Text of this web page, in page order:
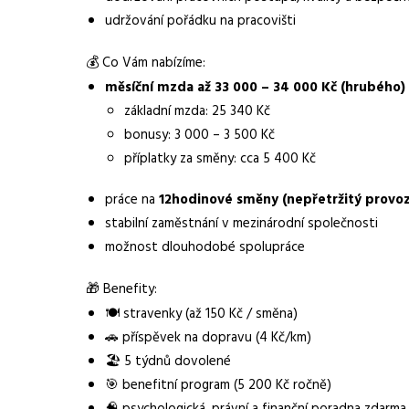
Obor / skupina
Lokalita nabídky
Amikov job SK, s.r.o.
Typ úvazku
Směny dvousměnný provoz
Pracovní doba 12h směny
Forma práce
Vzdělání Základní
Bonus
Dojíždění / svoz
udržování pořádku na pracovišti
💰 Co Vám nabízíme:
měsíční mzda až 33 000 – 34 000 Kč (hrubého)
základní mzda: 25 340 Kč
bonusy: 3 000 – 3 500 Kč
příplatky za směny: cca 5 400 Kč
práce na12hodinové směny (nepřetržitý
stabilní zaměstnání v mezinárodní společnosti
možnost dlouhodobé spolupráce
🎁 Benefity:
🍽️ stravenky (až 150 Kč / směna)
🚗 příspěvek na dopravu (4 Kč/km)
🏖️ 5 týdnů dovolené
🎯 benefitní program (5 200 Kč ročně)